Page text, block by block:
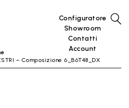
Configuratore
Showroom
Contatti
Account
– Composizione 6_B6T48_DX